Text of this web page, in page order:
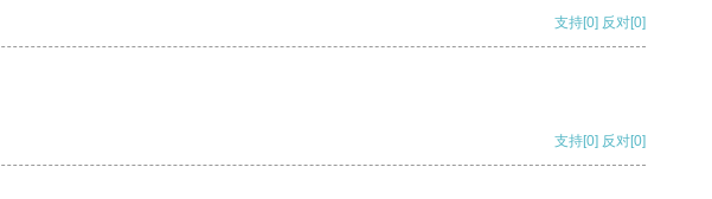
支持[0] 反对[0]
支持[0] 反对[0]